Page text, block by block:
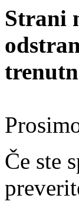
Strani
Če ste